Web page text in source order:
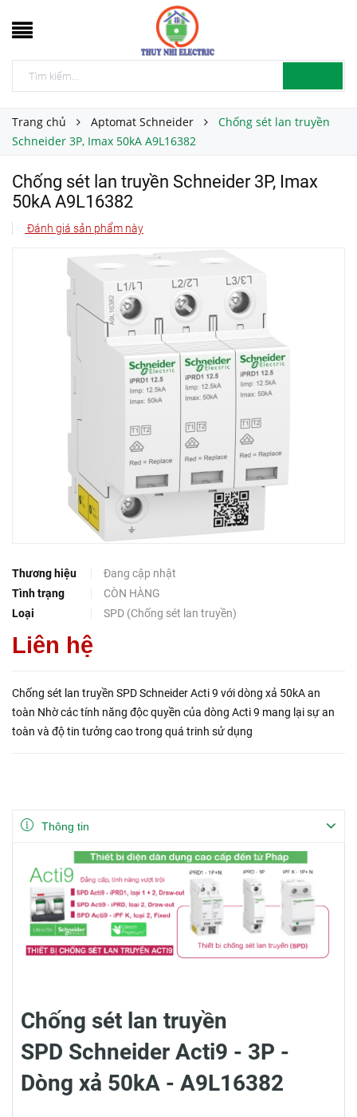
Trang chủ Aptomat Schneider
Chống sét lan truyền
Schneider 3P, Imax 50kA A9L16382
Chống sét lan truyền Schneider 3P, Imax
50kA A9L16382
Đánh giá sản phẩm này
Thương hiệu
Đang cập nhật
Tình trạng
CÒN HÀNG
Loại
SPD (Chống sét lan truyền)
Liên hệ
Chống sét lan truyền SPD Schneider Acti 9 với dòng xả 50kA an
toàn Nhờ các tính năng độc quyền của dòng Acti 9 mang lại sự an
toàn và độ tin tưởng cao trong quá trinh sử dụng
Thông tin
Chống sét lan truyền
SPD Schneider Acti9 - 3P -
Dòng xả 50kA - A9L16382